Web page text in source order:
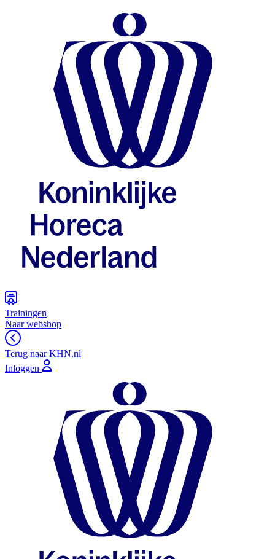
Trainingen
Naar webshop
Terug naar KHN.nl
Inloggen